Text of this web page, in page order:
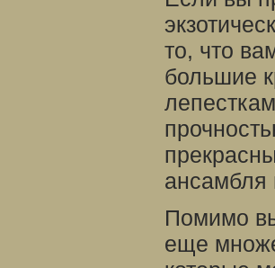
то, что
большие
ансамбля
Помимо
еще